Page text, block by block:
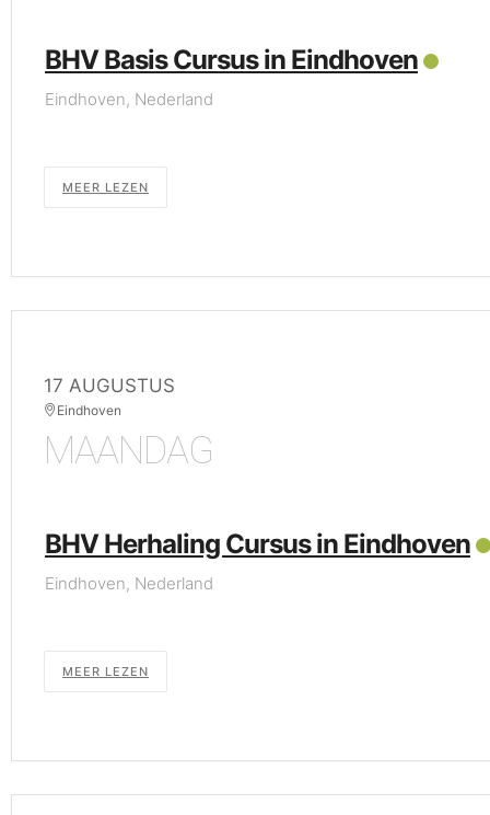
BHV Basis Cursus in Eindhoven
Eindhoven, Nederland
MEER LEZEN
17 AUGUSTUS
Eindhoven
MAANDAG
BHV Herhaling Cursus in Eindhoven
Eindhoven, Nederland
MEER LEZEN